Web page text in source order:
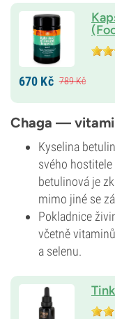
670 Kč 789Kč
Chaga —
Kyselina
svého
betulinová je
mimo jiné se
Pokladnice
včetně
a selenu.